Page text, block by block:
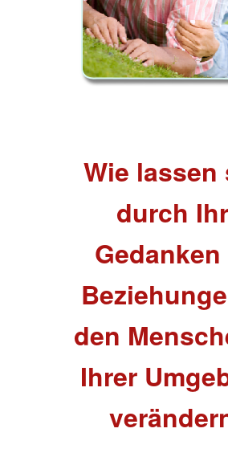
Wie lassen
durch
den
Ihrer